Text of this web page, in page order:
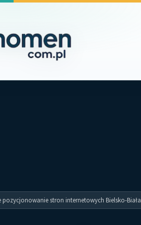
pozycjonowanie stron internetowych Bielsko-Biała